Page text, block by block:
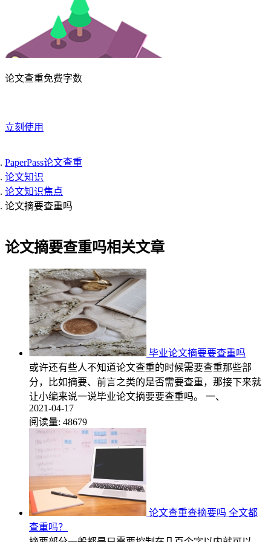
论文查重免费字数
立刻使用
PaperPass论文查重
论文知识
论文知识焦点
论文摘要查重吗
论文摘要查重吗相关文章
毕业论文摘要要查重吗
或许还有些人不知道论文查重的时候需要查重那些部
分，比如摘要、前言之类的是否需要查重，那接下来就
让小编来说一说毕业论文摘要要查重吗。 一、
2021-04-17
阅读量: 48679
论文查重查摘要吗 全文都
查重吗？